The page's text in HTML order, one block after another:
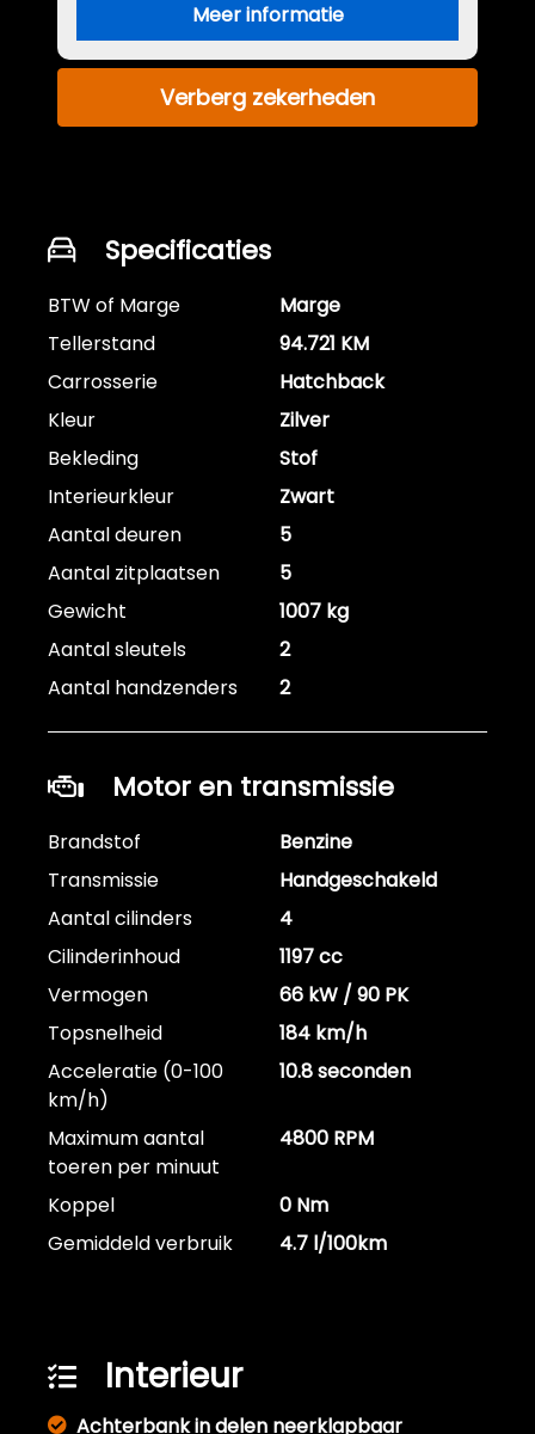
Meer informatie
Verberg zekerheden
Specificaties
BTW of Marge
Marge
Tellerstand
94.721 KM
Carrosserie
Hatchback
Kleur
Zilver
Bekleding
Stof
Interieurkleur
Zwart
Aantal deuren
5
Aantal zitplaatsen
5
Gewicht
1007 kg
Aantal sleutels
2
Aantal handzenders
2
Motor en transmissie
Brandstof
Benzine
Transmissie
Handgeschakeld
Aantal cilinders
4
Cilinderinhoud
1197 cc
Vermogen
66 kW / 90 PK
Topsnelheid
184 km/h
Acceleratie (0-100
km/h)
10.8 seconden
Maximum aantal
toeren per minuut
4800 RPM
Koppel
0 Nm
Gemiddeld verbruik
4.7 l/100km
Interieur
Achterbank in delen neerklapbaar